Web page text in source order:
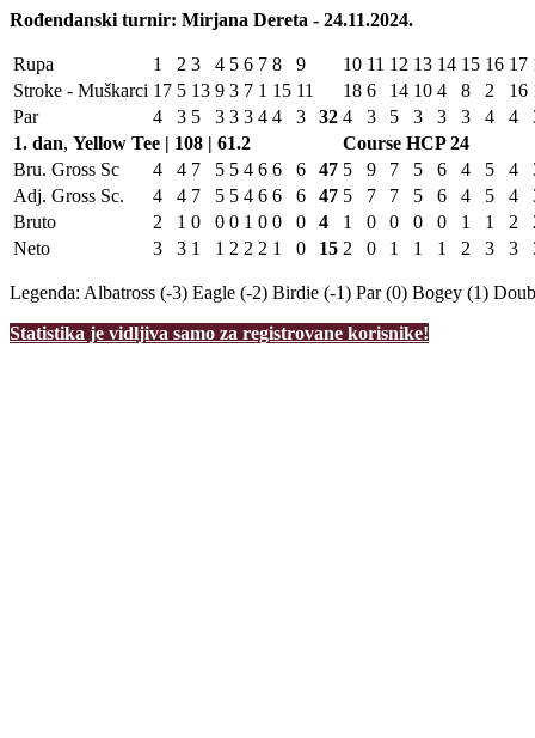
Rođendanski turnir: Mirjana Dereta - 24.11.2024.
Rupa 1 2 3 4 5 6 7 8 9 10 11 12 13 14 15 16 17
Stroke - Muškarci 17 5 13 9 3 7 1 15 11 18 6 14 10 4 8 2 16
Par
4 3 5 3 3 3 4 4 3 32 4 3 5 3 3 3 4 4
1. dan, Yellow Tee | 108 | 61.2 Course HCP24
Bru. Gross Sc
4 4 7 5 5 4 6 6 6 47 5 9 7 5 6 4 5 4
Adj. Gross Sc.
4 4 7 5 5 4 6 6 6 47 5 7 7 5 6 4 5 4
Bruto
2 1 0 0 0 1 0 0 0 4 1 0 0 0 0 1 1 2
Neto
3 3 1 1 2 2 2 1 0 15 2 0 1 1 1 2 3 3
Legenda: Albatross (-3) Eagle (-2) Birdie (-1) Par (0) Bogey (1)
Statistika je vidljiva samo za registrovane korisnike!